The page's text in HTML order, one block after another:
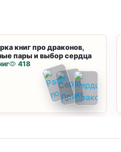
книг про драконов,
пары и выбор сердца
418